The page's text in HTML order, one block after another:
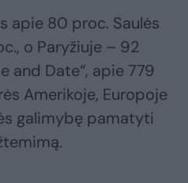
apie 80 proc. Saulės
o Paryžiuje – 92
and Date“, apie 779
Amerikoje, Europoje
galimybę pamatyti